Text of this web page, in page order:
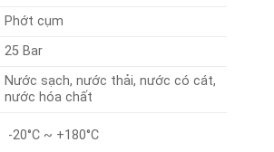
Phớt cụm
25 Bar
Nước sạch, nước thải, nước có cát,
nước hóa chất
-20°C ~ +180°C